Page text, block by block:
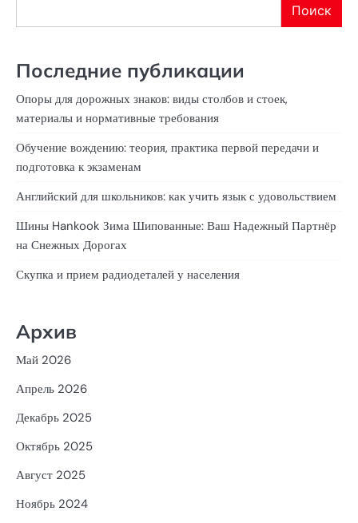
Поиск
Последние публикации
Опоры для дорожных знаков: виды столбов и стоек,
материалы и нормативные требования
Обучение вождению: теория, практика первой передачи и
подготовка к экзаменам
Английский для школьников: как учить язык с удовольствием
Шины Hankook Зима Шипованные: Ваш Надежный Партнёр
на Снежных Дорогах
Скупка и прием радиодеталей у населения
Архив
Май 2026
Апрель 2026
Декабрь 2025
Октябрь 2025
Август 2025
Ноябрь 2024